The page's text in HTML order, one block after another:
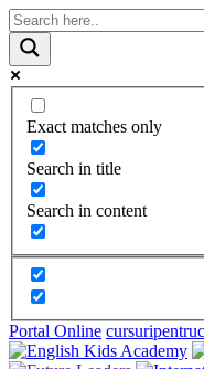
Exact matches only
Search in title
Search in content
Portal Online